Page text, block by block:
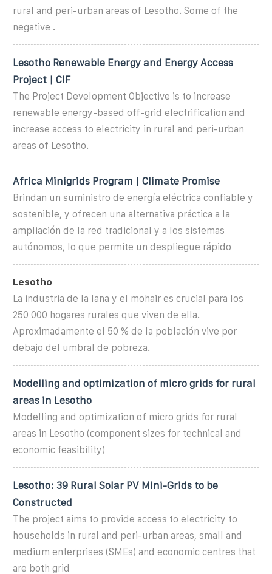
rural and peri-urban areas of Lesotho. Some of the
negative .
Lesotho Renewable Energy and Energy Access
Project | CIF
The Project Development Objective is to increase
renewable energy-based off-grid electrification and
increase access to electricity in rural and peri-urban
areas of Lesotho.
Africa Minigrids Program | Climate Promise
Brindan un suministro de energía eléctrica confiable y
sostenible, y ofrecen una alternativa práctica a la
ampliación de la red tradicional y a los sistemas
autónomos, lo que permite un despliegue rápido
Lesotho
La industria de la lana y el mohair es crucial para los
250 000 hogares rurales que viven de ella.
Aproximadamente el 50 % de la población vive por
debajo del umbral de pobreza.
Modelling and optimization of micro grids for rural
areas in Lesotho
Modelling and optimization of micro grids for rural
areas in Lesotho (component sizes for technical and
economic feasibility)
Lesotho: 39 Rural Solar PV Mini-Grids to be
Constructed
The project aims to provide access to electricity to
households in rural and peri-urban areas, small and
medium enterprises (SMEs) and economic centres that
are both grid